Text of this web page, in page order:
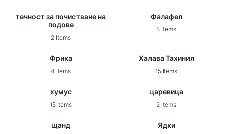
течност за почистване на
подове
2 Items
Фалафел
8 Items
Фрика
4 Items
Халава Тахиния
15 Items
хумус
15 Items
царевица
2 Items
щанд Ядки